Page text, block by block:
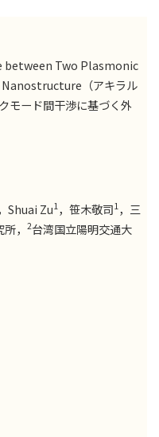
Two Plasmonic
（アキラル
モード間干渉に基づく外
Shuai Zu1，笹木敬司1，三
所，2台湾国立陽明交通大